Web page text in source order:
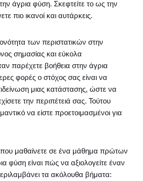
άγρια φύση. Σκεφτείτε το ως την
πιο ικανοί και αυτάρκεις.
των περιστατικών στην
σημασίας και εύκολα
παρέχετε βοήθεια στην άγρια
φορές ο στόχος σας είναι να
μιας κατάστασης, ώστε να
την περιπέτειά σας. Τούτου
να είστε προετοιμασμένοι για
μαθαίνετε σε ένα μάθημα πρώτων
φύση είναι πώς να αξιολογείτε έναν
τα ακόλουθα βήματα: